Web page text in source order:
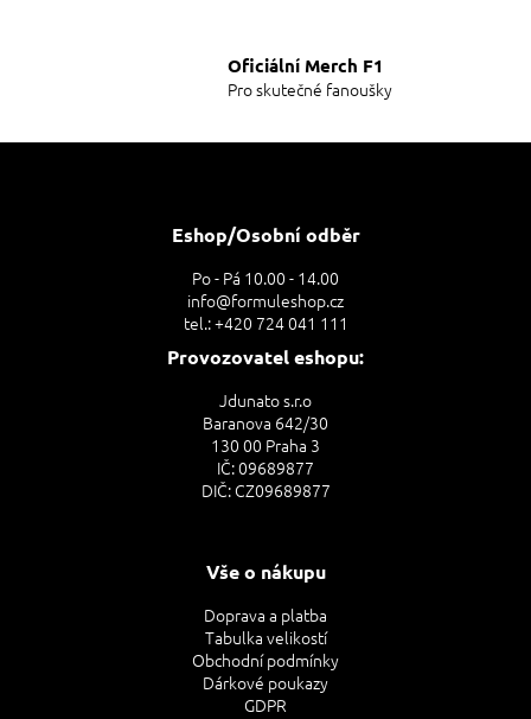
s
u
Oficiální Merch F1
Pro skutečné fanoušky
Eshop/Osobní odběr
Po - Pá 10.00 - 14.00
info@formuleshop.cz
tel.: +420 724 041 111
Provozovatel eshopu:
Jdunato s.r.o
Baranova 642/30
130 00 Praha 3
IČ: 09689877
DIČ: CZ09689877
Vše o nákupu
Doprava a platba
Tabulka velikostí
Obchodní podmínky
Dárkové poukazy
GDPR